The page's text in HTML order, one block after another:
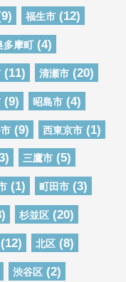
福生市 (12)
多摩町 (4)
(11) 清瀬市 (20)
(9) 昭島市 (4)
(9) 西東京市 (1)
三鷹市 (5)
(1) 町田市 (3)
杉並区 (20)
(12) 北区 (8)
渋谷区 (2)